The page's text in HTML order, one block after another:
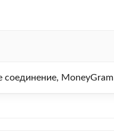
соединение, MoneyGram